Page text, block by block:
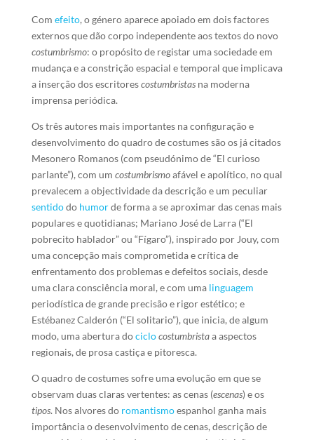
Com efeito, o género aparece apoiado em dois factores
externos que dão corpo independente aos textos do novo
costumbrismo: o propósito de registar uma sociedade em
mudança e a constrição espacial e temporal que implicava
a inserção dos escritorescostumbristasna moderna
imprensa periódica.
Os três autores mais importantes na configuração e
desenvolvimento do quadro de costumes são os já citados
Mesonero Romanos (com pseudónimo de “El curioso
parlante”), com um costumbrismoafável e apolítico, no qual
prevalecem a objectividade da descrição e um peculiar
sentidodo humorde forma a se aproximar das cenas mais
populares e quotidianas; Mariano José de Larra (“El
pobrecito hablador” ou “Fígaro”), inspirado por Jouy, com
uma concepção mais comprometida e crítica de
enfrentamento dos problemas e defeitos sociais, desde
uma clara consciência moral, e com uma linguagem
periodística de grande precisão e rigor estético; e
Estébanez Calderón (“El solitario”), que inicia, de algum
modo, uma abertura dociclocostumbristaa aspectos
regionais, de prosa castiça e pitoresca.
O quadro de costumes sofre uma evolução em que se
observam duas claras vertentes: as cenas (escenas) e os
tipos. Nos alvores do romantismoespanhol ganha mais
importância o desenvolvimento de cenas, descrição de